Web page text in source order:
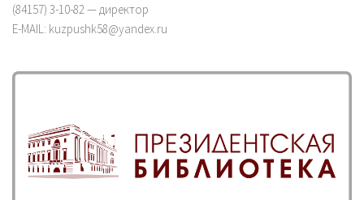
(84157) 3-10-82 — директор
E-MAIL: kuzpushk58@yandex.ru